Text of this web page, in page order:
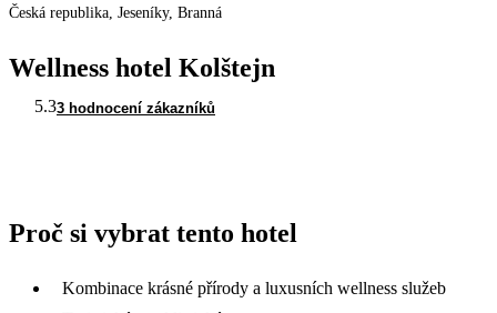
Česká republika, Jeseníky, Branná
Wellness hotel Kolštejn
5.33 hodnocení zákazníků
Proč si vybrat tento hotel
Kombinace krásné přírody a luxusních wellness služeb